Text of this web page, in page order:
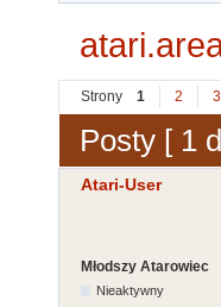
Strony 1 2 3
Posty [ 1
Atari-User
Młodszy Atarowiec
Nieaktywny